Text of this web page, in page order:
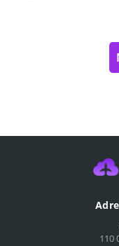
110